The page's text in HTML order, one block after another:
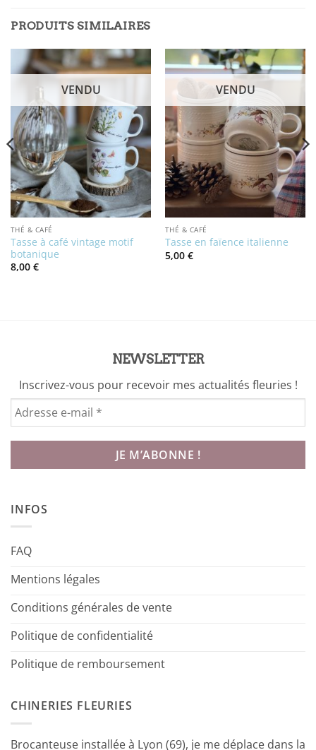
PRODUITS SIMILAIRES
VENDU
THÉ & CAFÉ
Tasse à café vintage motif
botanique
8,00 €
VENDU
THÉ & CAFÉ
Tasse en faïence italienne
5,00 €
NEWSLETTER
Inscrivez-vous pour recevoir mes actualités fleuries !
INFOS
FAQ
Mentions légales
Conditions générales de vente
Politique de confidentialité
Politique de remboursement
CHINERIES FLEURIES
Brocanteuse installée à Lyon (69), je me déplace dans la